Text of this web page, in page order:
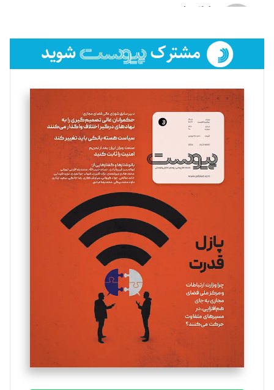
لیلا حنارود
فائزه فتحی رستمی
تحریریه
سروش کرمیان
تحریریه
مینا پاکدل
یسنا امان‌پور
تحریریه
ملینا جعفری
تحریریه
مصطفی مسجدی آرانی
تحریریه